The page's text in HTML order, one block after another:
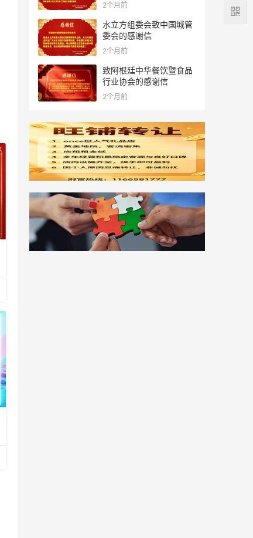
2个月前
水立方组委会致中国城管
委会的感谢信
2个月前
致阿根廷中华餐饮暨食品
行业协会的感谢信
2个月前